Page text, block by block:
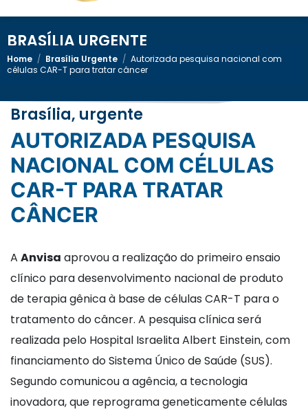
BRASÍLIA URGENTE
Home / Brasília Urgente / Autorizada pesquisa nacional com
células CAR-T para tratar câncer
Brasília, urgente
AUTORIZADA PESQUISA
NACIONAL COM CÉLULAS
CAR-T PARA TRATAR
CÂNCER
A Anvisa aprovou a realização do primeiro ensaio
clínico para desenvolvimento nacional de produto
de terapia gênica à base de células CAR-T para o
tratamento do câncer. A pesquisa clínica será
realizada pelo Hospital Israelita Albert Einstein, com
financiamento do Sistema Único de Saúde (SUS).
Segundo comunicou a agência, a tecnologia
inovadora, que reprograma geneticamente células